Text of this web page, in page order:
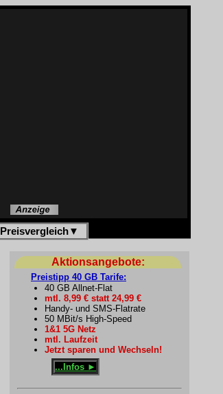
Preisvergleich▼
Aktionsangebote:
Preistipp 40 GB Tarife:
40 GB Allnet-Flat
mtl. 8,99 € statt 24,99 €
Handy- und SMS-Flatrate
50 MBit/s High-Speed
1&1 5G Netz
mtl. Laufzeit
Jetzt sparen und Wechseln!
...Infos ►